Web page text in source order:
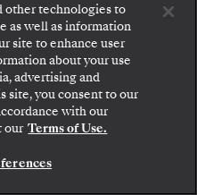
francesa
menus de
other technologies to
as well as information
site to enhance user
about your use
advertising and
site, you consent to our
with our
our Terms of Use.